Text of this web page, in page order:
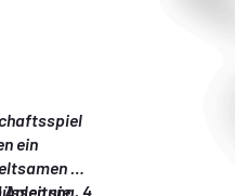
ein
sie
Anleitung, 4